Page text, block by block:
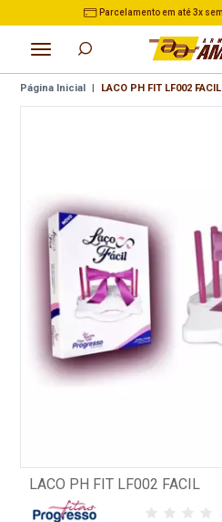
em até 3x sem Juros | até 6x com Juros
Página Inicial | LACO PH FIT LF002 FACIL
LACO PH FIT LF002 FACIL